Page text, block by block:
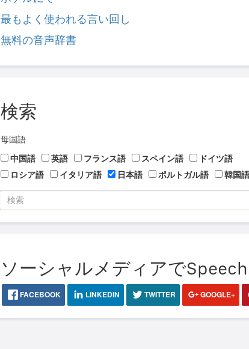
最もよく使われる言い回し
無料の音声辞書
検索
母国語
中国語
英語 フランス語 スペイン語
ドイツ語
ロシア語
イタリア語 日本語 ポルトガル語 韓国語
ソーシャルメディアで
FACEBOOK LINKEDIN TWITTER GOOGLE+